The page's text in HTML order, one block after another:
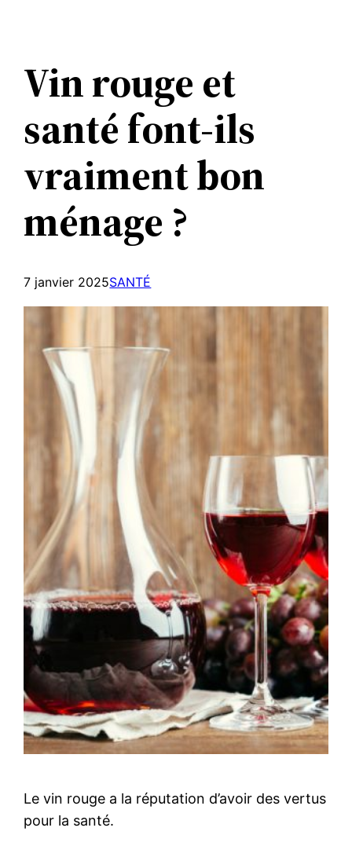
Vin rouge et
santé font-ils
vraiment bon
ménage ?
7 janvier 2025SANTÉ
Le vin rouge a la réputation d’avoir des vertus
pour la santé.